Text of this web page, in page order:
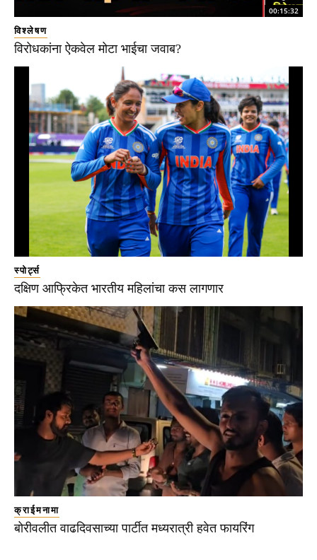
00:15:32
विश्लेषण
विरोधकांना ऐकवेल मोटा भाईचा जवाब?
स्पोर्ट्स
दक्षिण आफ्रिकेत भारतीय महिलांचा कस लागणार
क्राईमनामा
बोरीवलीत वाढदिवसाच्या पार्टीत मध्यरात्री हवेत फायरिंग